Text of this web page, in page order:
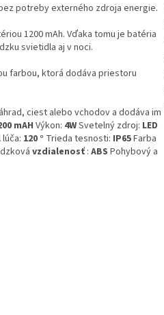
potreby externého zdroja energie.
1200 mAh. Vďaka tomu je batéria
svietidla aj v noci.
farbou, ktorá dodáva priestoru
ciest alebo vchodov a dodáva im
mAH Výkon: 4WSvetelný zdroj: LED
lúča: 120 ° Trieda tesnosti: IP65Farba
vzdialenosť : ABS Pohybový a